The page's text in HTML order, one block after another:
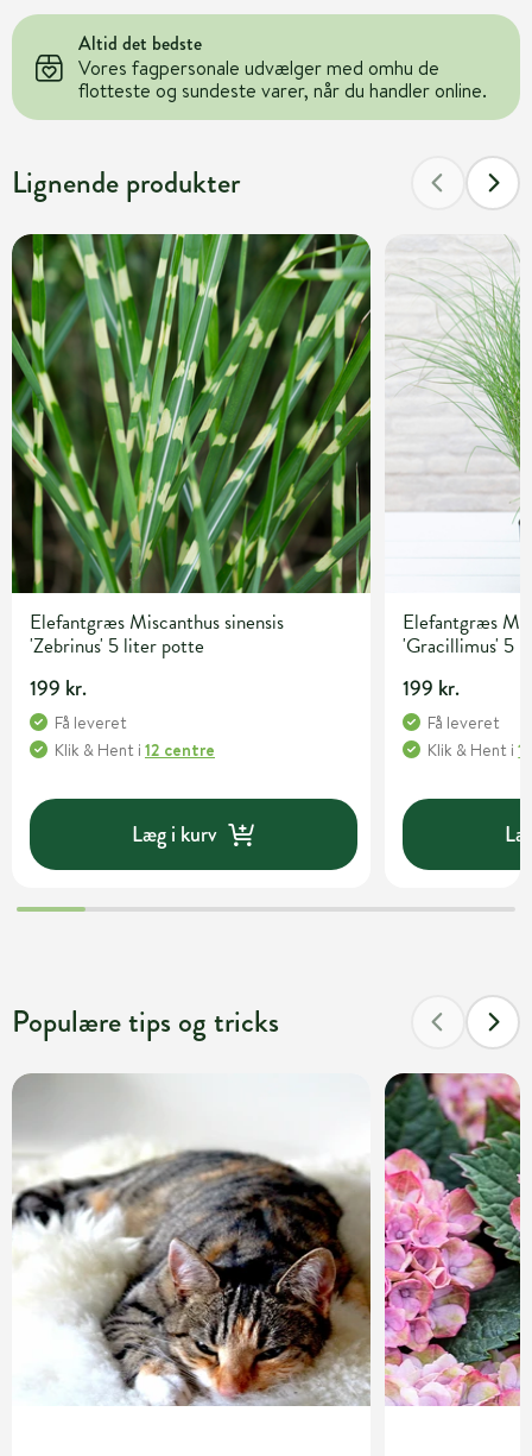
Altid det bedste
Vores fagpersonale udvælger med omhu de
flotteste og sundeste varer, når du handler online.
Lignende produkter
Elefantgræs Miscanthus sinensis
'Zebrinus' 5 liter potte
199 kr.
Få leveret
Klik & Hent i 12 centre
Læg i kurv
Elefantgræs
'Gracillimus' 5
199 kr.
Få leveret
Klik & Hent i
Populære tips og tricks